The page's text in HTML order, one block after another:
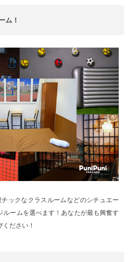
ム！
ックなクラスルームなどのシチュエー
ルームを選べます！あなたが最も興奮す
ださい！